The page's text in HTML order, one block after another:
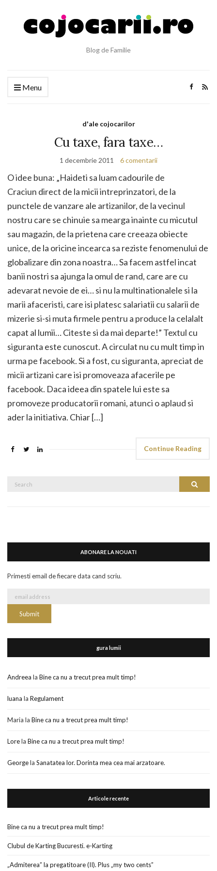
Blog de Familie
Menu
d'ale cojocarilor
Cu taxe, fara taxe…
1 decembrie 2011 6 comentarii
O idee buna: „Haideti sa luam cadourile de
Craciun direct de la micii intreprinzatori, de la
punctele de vanzare ale artizanilor, de la vecinul
nostru care se chinuie sa mearga inainte cu micutul
sau magazin, de la prietena care creeaza obiecte
unice, de la oricine incearca sa reziste fenomenului de
globalizare din zona noastra… Sa facem astfel incat
banii nostri sa ajunga la omul de rand, care are cu
adevarat nevoie de ei… si nu la multinationalele si la
marii afaceristi, care isi platesc salariatii cu salarii de
mizerie si-si muta firmele pentru a produce la celalalt
capat al lumii… Citeste si da mai departe!” Textul cu
siguranta este cunoscut. A circulat nu cu mult timp in
urma pe facebook. Si a fost, cu siguranta, apreciat de
micii artizani care isi promoveaza afacerile pe
facebook. Daca ideea din spatele lui este sa
promoveze producatorii romani, atunci o aplaud si
ader la initiativa. Chiar […]
Continue Reading
Search
ABONARE LA NOUATI
Primesti email de fiecare data cand scriu.
gura lumii
Andreea la Bine ca nu a trecut prea mult timp!
luana la Regulament
Maria la Bine ca nu a trecut prea mult timp!
Lorela Bine ca nu a trecut prea mult timp!
Georgela Sanatatea lor. Dorinta mea cea mai arzatoare.
Articole recente
Bine ca nu a trecut prea mult timp!
Clubul de Karting Bucuresti. e-Karting
„Admiterea” la pregatitoare (II). Plus „my two cents”